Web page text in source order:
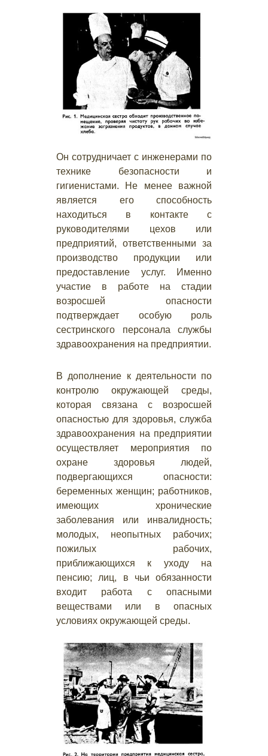
Он сотрудничает с инженерами по
технике безопасности и
гигиенистами. Не менее важной
является его способность
находиться в контакте с
руководителями цехов или
предприятий, ответственными за
производство продукции или
предоставление услуг. Именно
участие в работе на стадии
возросшей опасности
подтверждает особую роль
сестринского персонала службы
здравоохранения на предприятии.
В дополнение к деятельности по
контролю окружающей среды,
которая связана с возросшей
опасностью для здоровья, служба
здравоохранения на предприятии
осуществляет мероприятия по
охране здоровья людей,
подвергающихся опасности:
беременных женщин; работников,
имеющих хронические
заболевания или инвалидность;
молодых, неопытных рабочих;
пожилых рабочих,
приближающихся к уходу на
пенсию; лиц, в чьи обязанности
входит работа с опасными
веществами или в опасных
условиях окружающей среды.